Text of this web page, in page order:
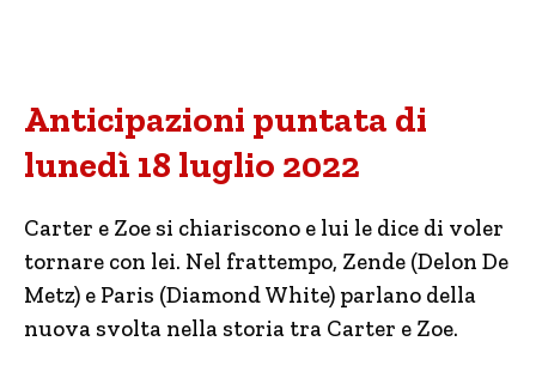
Anticipazioni puntata di
lunedì 18 luglio 2022
Carter e Zoe si chiariscono e lui le dice di voler
tornare con lei. Nel frattempo, Zende (Delon De
Metz) e Paris (Diamond White) parlano della
nuova svolta nella storia tra Carter e Zoe.